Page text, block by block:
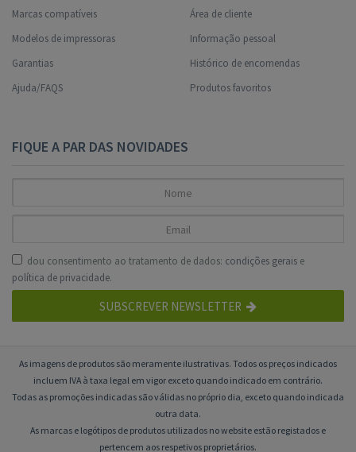
Marcas compatíveis
Modelos de impressoras
Garantias
Ajuda/FAQS
Área de cliente
Informação pessoal
Histórico de encomendas
Produtos favoritos
FIQUE A PAR DAS NOVIDADES
dou consentimento ao tratamento de dados: condições gerais e
política de privacidade.
SUBSCREVER NEWSLETTER
As imagens de produtos são meramente ilustrativas. Todos os preços indicados
incluem IVA à taxa legal em vigor exceto quando indicado em contrário.
Todas as promoções indicadas são válidas no próprio dia, exceto quando indicada
outra data.
As marcas e logótipos de produtos utilizados no website estão registados e
pertencem aos respetivos proprietários.